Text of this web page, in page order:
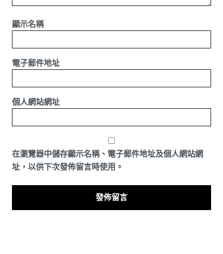
顯示名稱
電子郵件地址
個人網站網址
在瀏覽器中儲存顯示名稱、電子郵件地址及個人網站網
址，以供下次發佈留言時使用。